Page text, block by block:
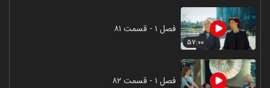
۵۷:۰۰
فصل ۱ - قسمت ۸۱
فصل ۱ - قسمت ۸۲